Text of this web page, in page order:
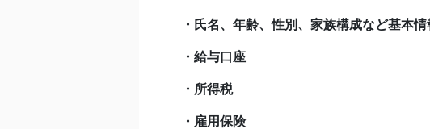
・氏名、年齢、性別、家族構成など基本情
・給与口座
・所得税
・雇用保険